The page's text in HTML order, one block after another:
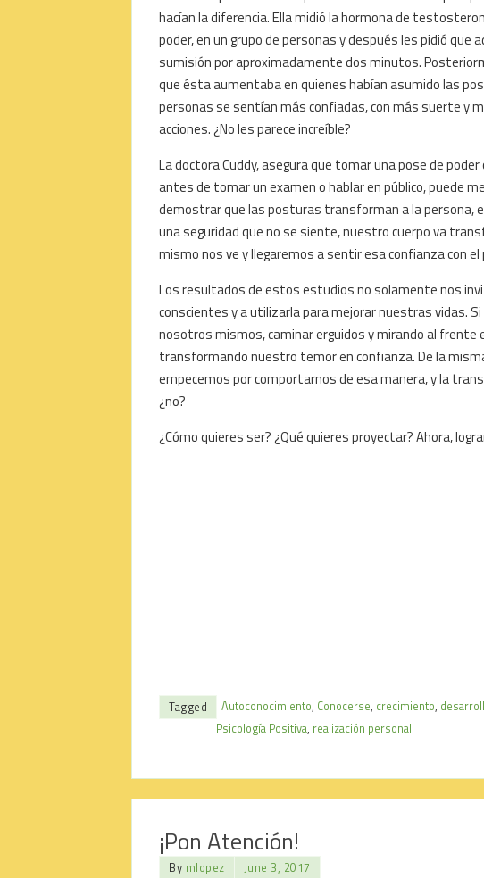
hacían la diferencia. Ella midió la hormona de
poder, en un grupo de personas y después les pidió
sumisión por aproximadamente dos minutos.
que ésta aumentaba en quienes habían asumido las
personas se sentían más confiadas, con más suerte y
acciones. ¿No les parece increíble?
La doctora Cuddy, asegura que tomar una pose de
antes de tomar un examen o hablar en público, puede
demostrar que las posturas transforman a la persona,
una seguridad que no se siente, nuestro cuerpo va
mismo nos ve y llegaremos a sentir esa confianza con
Los resultados de estos estudios no solamente nos
conscientes y a utilizarla para mejorar nuestras vidas.
nosotros mismos, caminar erguidos y mirando al frente
transformando nuestro temor en confianza. De la
empecemos por comportarnos de esa manera, y la
¿no?
¿Cómo quieres ser? ¿Qué quieres proyectar? Ahora,
Tagged Autoconocimiento, Conocerse, crecimiento,
Psicología Positiva, realización personal
¡Pon Atención!
By mlopez
June 3, 2017